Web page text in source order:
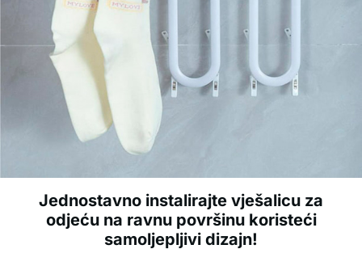
Jednostavno instalirajte vješalicu za
odjeću na ravnu površinu koristeći
samoljepljivi dizajn!